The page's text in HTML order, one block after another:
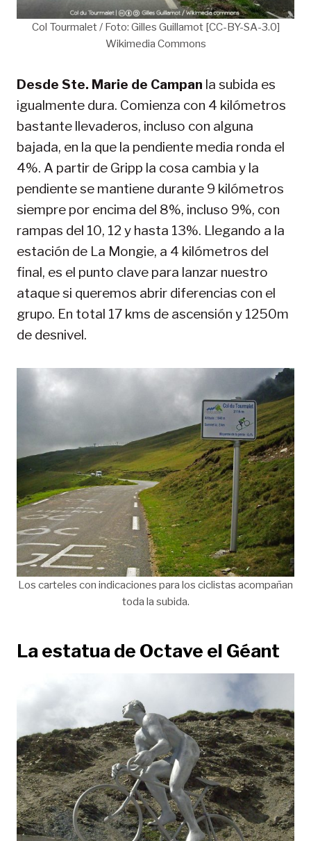
Col Tourmalet / Foto: Gilles Guillamot [CC-BY-SA-3.0]
Wikimedia Commons
Desde Ste. Marie de Campan la subida es
igualmente dura. Comienza con 4 kilómetros
bastante llevaderos, incluso con alguna
bajada, en la que la pendiente media ronda el
4%. A partir de Gripp la cosa cambia y la
pendiente se mantiene durante 9 kilómetros
siempre por encima del 8%, incluso 9%, con
rampas del 10, 12 y hasta 13%. Llegando a la
estación de La Mongie, a 4 kilómetros del
final, es el punto clave para lanzar nuestro
ataque si queremos abrir diferencias con el
grupo. En total 17 kms de ascensión y 1250m
de desnivel.
Los carteles con indicaciones para los ciclistas acompañan
toda la subida.
La estatua de Octave el Géant